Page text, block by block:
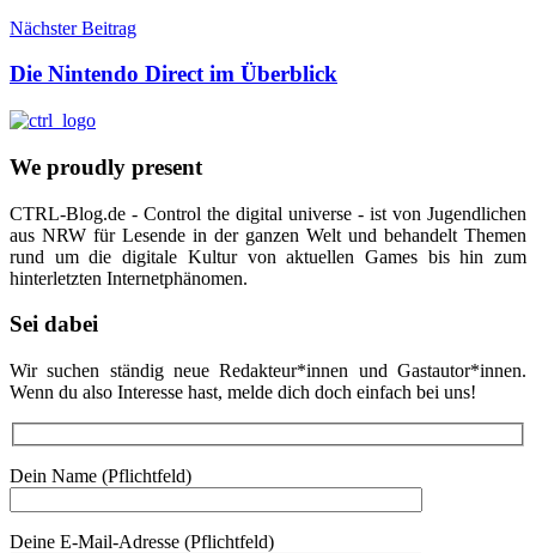
Nächster Beitrag
Die Nintendo Direct im Überblick
We proudly present
CTRL-Blog.de - Control the digital universe - ist von Jugendlichen
aus NRW für Lesende in der ganzen Welt und behandelt Themen
rund um die digitale Kultur von aktuellen Games bis hin zum
hinterletzten Internetphänomen.
Sei dabei
Wir suchen ständig neue Redakteur*innen und Gastautor*innen.
Wenn du also Interesse hast, melde dich doch einfach bei uns!
Dein Name (Pflichtfeld)
Deine E-Mail-Adresse (Pflichtfeld)